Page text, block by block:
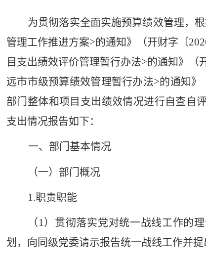
为贯彻落实全面实施预算绩效管理，
管理工作推进方案>的通知》（开财字〔
目支出绩效评价管理暂行办法>的通知》（
远市市级预算绩效管理暂行办法>的通知》
部门整体和项目支出绩效情况进行自查自
支出情况报告如下：
一、部门基本情况
（一）部门概况
1.职责职能
（ 1）贯彻落实党对统一战线工作的
划，向同级党委请示报告统一战线工作并提